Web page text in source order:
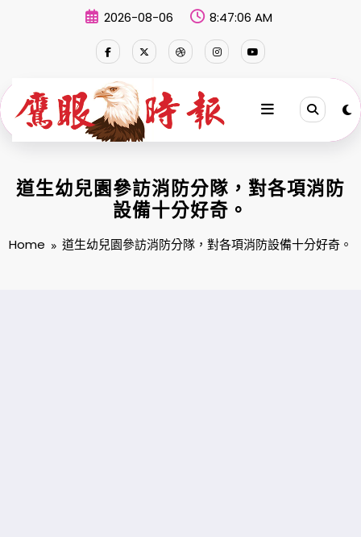
2026-08-06 8:47:07 AM
道生幼兒園參訪消防分隊，對各項消防
設備十分好奇。
Home 道生幼兒園參訪消防分隊，對各項消防設備十分好奇。